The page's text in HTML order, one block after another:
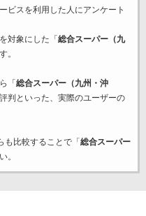
ビスを利用した 人にアンケート
対象にした「 総合スーパー（九
。
「 総合スーパー（九州・沖
判といった、実際のユーザーの
も比較することで「 総合スーパー
。